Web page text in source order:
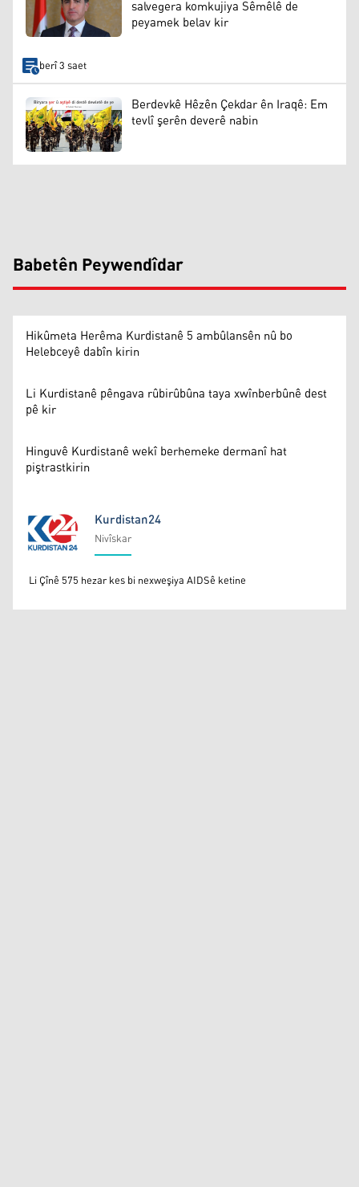
salvegera komkujiya Sêmêlê de
peyamek belav kir
berî 3 saet
Berdevkê Hêzên Çekdar ên Iraqê: Em
tevlî şerên deverê nabin
Babetên Peywendîdar
Hikûmeta Herêma Kurdistanê 5 ambûlansên nû bo
Helebceyê dabîn kirin
Li Kurdistanê pêngava rûbirûbûna taya xwînberbûnê dest
pê kir
Hinguvê Kurdistanê wekî berhemeke dermanî hat
piştrastkirin
Kurdistan24
Kurdistan24
Nivîskar
Li Çînê 575 hezar kes bi nexweşiya AIDSê ketine